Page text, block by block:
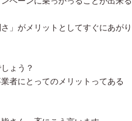
」がメリットとしてすぐにあがり
ょう？
者にとってのメリットってある